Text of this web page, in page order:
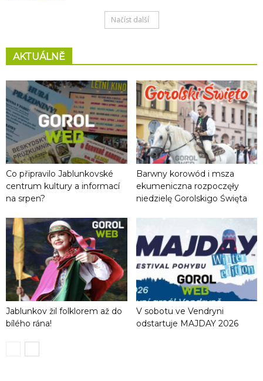
Načíst další
AKTUÁLNĚ
Co připravilo Jablunkovské
centrum kultury a informací
na srpen?
Barwny korowód i msza
ekumeniczna rozpoczęły
niedzielę Gorolskigo Święta
Jablunkov žil folklorem až do
bílého rána!
V sobotu ve Vendryni
odstartuje MAJDAY 2026